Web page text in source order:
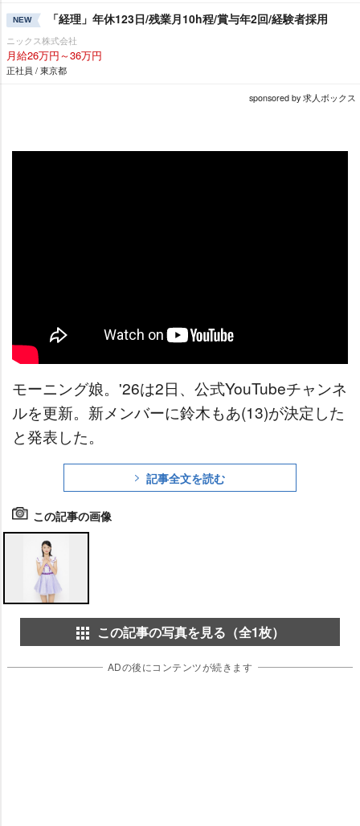
NEW 「経理」年休123日/残業月10h程/賞与年2回/経験者採用
ニックス株式会社
月給26万円～36万円
正社員 / 東京都
sponsored by 求人ボックス
モーニング娘。'26は2日、公式YouTubeチャンネ
ルを更新。新メンバーに鈴木もあ(13)が決定した
と発表した。
記事全文を読む
この記事の画像
この記事の写真を見る（全1枚）
ADの後にコンテンツが続きます